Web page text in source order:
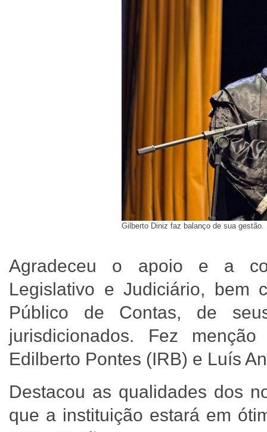
Gilberto Diniz faz balanço de sua
Agradeceu o apoio e a
Legislativo e Judiciário, bem
Público de Contas, de
jurisdicionados. Fez
Edilberto Pontes (IRB) e Luís
Destacou as qualidades dos
que a instituição estará em